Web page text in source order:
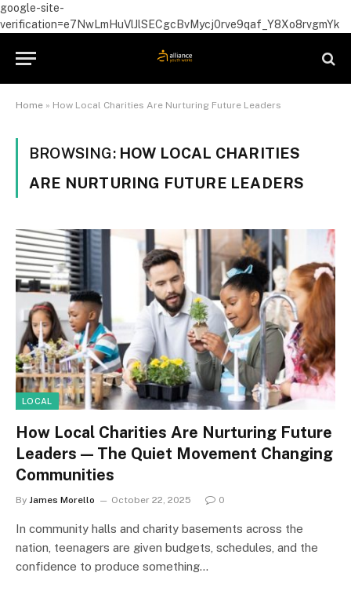
google-site-
verification=e7NwLmHuVlJlSECgcBvMycj0rve9qaf_Y8Xo8rvgmYk
Home » How Local Charities Are Nurturing Future Leaders
BROWSING: HOW LOCAL CHARITIES
ARE NURTURING FUTURE LEADERS
LOCAL
How Local Charities Are Nurturing Future
Leaders — The Quiet Movement Changing
Communities
By James Morello October 22, 2025 0
In community halls and charity basements across the
nation, teenagers are given budgets, schedules, and the
confidence to produce something…